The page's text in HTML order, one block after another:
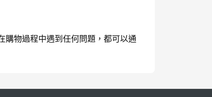
購物過程中遇到任何問題，都可以通